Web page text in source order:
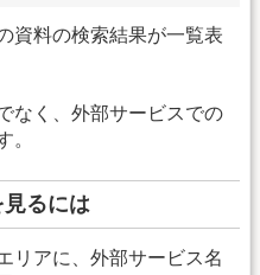
資料の検索結果が一覧表
なく、外部サービスでの
。
るには
リアに、外部サービス名